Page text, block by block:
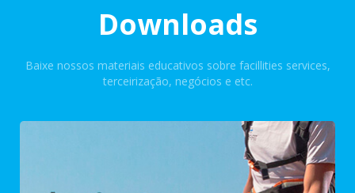
Downloads
Baixe nossos materiais educativos sobre facillities services,
terceirização, negócios e etc.